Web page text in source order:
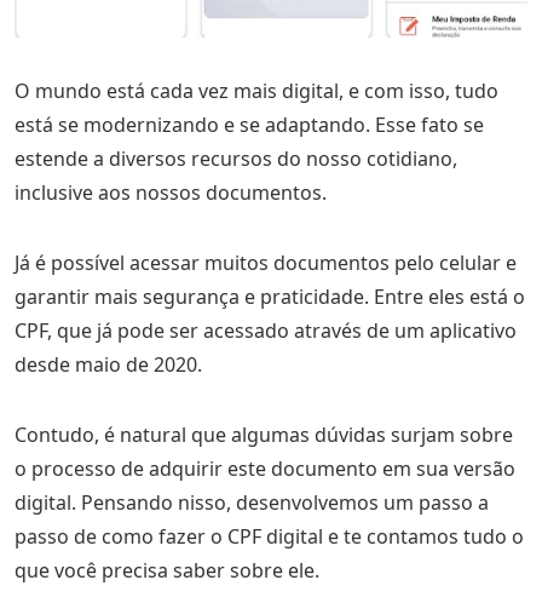
O mundo está cada vez mais digital, e com isso, tudo
está se modernizando e se adaptando. Esse fato se
estende a diversos recursos do nosso cotidiano,
inclusive aos nossos documentos.
Já é possível acessar muitos documentos pelo celular e
garantir mais segurança e praticidade. Entre eles está o
CPF, que já pode ser acessado através de um aplicativo
desde maio de 2020.
Contudo, é natural que algumas dúvidas surjam sobre
o processo de adquirir este documento em sua versão
digital. Pensando nisso, desenvolvemos um passo a
passo de como fazer o CPF digital e te contamos tudo o
que você precisa saber sobre ele.